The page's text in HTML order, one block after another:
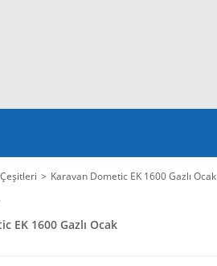
Karavan Dometic EK 1600 Gazlı Ocak
EK 1600 Gazlı Ocak